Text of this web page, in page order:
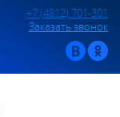
+7 (4812) 701-301
Заказать звонок